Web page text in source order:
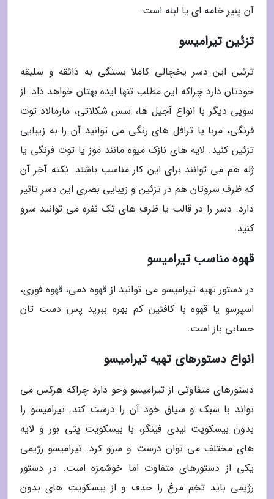
آن پنیر خامه ای یا لبنه است.
تزئین تیرامیسو
تزئین این دسر یخچالی کاملا بستگی به ذائقه و سلیقه
خودتان دارد چراکه این مطلب تنها ایده بهتان خواهد داد. از
سویی دیگر با انواع آجیل ها، سس شکلاتی، مارمالاد توت
فرنگی، مربا یا ترافل های رنگی می توانید آن را به زیبایی
تزئین کنید. لایه های نازک میوه مانند موز یا توت فرنگی یا
ژله هم می توانند برای این کار مناسب باشند. نکته آخر آن
که ظرف سروتان هم در تزئین و زیبایی بصری این دسر تاثیر
دارد. دسر را در قالب یا ظرف های تک نفره می توانید سرو
کنید.
قهوه مناسب تیرامیسو
در دستور تهیه تیرامیسو می توانید از قهوه دمی، قهوه فوری،
اسپرسو یا قهوه با کافئین کم بهره ببرید پس دست تان
حسابی باز است.
انواع دستورهای تهیه تیرامیسو
دستورهای متفاوتی از تیرامیسو وجو دارد چراکه هرکس می
تواند با سبک و سیاق خود آن را درست کند. تیرامیسو را
بدون بیسکویت لیدی فینگر، با بیسکویت پتی بور و لایه
های مختلف می توان درست و سرو کرد. تیرامیسو رژیمی
یکی از دستورهای متفاوت اما خوشمزه است. در دستور
رژیمی باید تخم مرغ را حذف و از بیسکویت های بدون